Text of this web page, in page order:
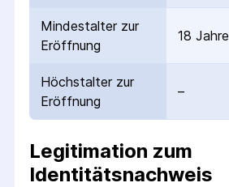
Mindestalter zur
Eröffnung
18 Jahre
Höchstalter zur
Eröffnung
–
Legitimation zum
Identitätsnachweis